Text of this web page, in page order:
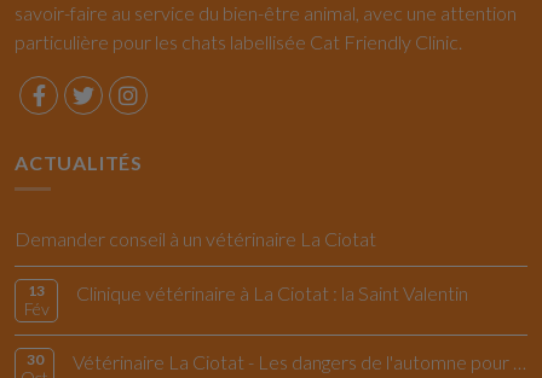
savoir-faire au service du bien-être animal, avec une attention
particulière pour les chats labellisée Cat Friendly Clinic.
ACTUALITÉS
Demander conseil à un vétérinaire La Ciotat
13
Fév
Clinique vétérinaire à La Ciotat : la Saint Valentin
30 Vétérinaire La Ciotat - Les dangers de l'automne pour le chiens et les chats